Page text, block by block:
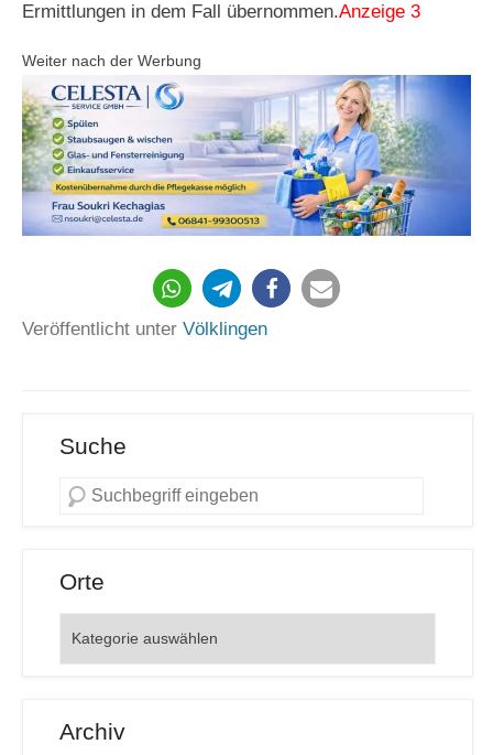
Ermittlungen in dem Fall übernommen.Anzeige 3
Weiter nach der Werbung
Veröffentlicht unter Völklingen
Suche
Orte
Archiv